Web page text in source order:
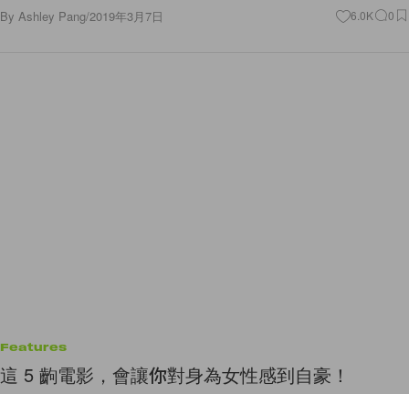
By Ashley Pang/2019年3月7日 6.0K 0
Features
這 5 齣電影，會讓你對身為女性感到自豪！